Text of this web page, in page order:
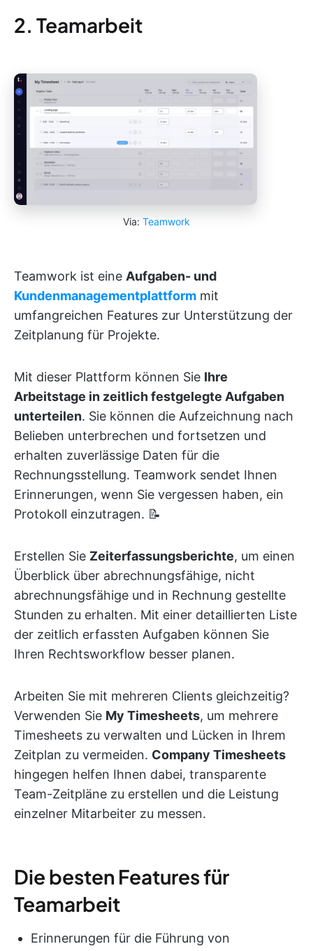
2. Teamarbeit
Via: Teamwork
Teamwork ist eine Aufgaben- und
Kundenmanagementplattform mit
umfangreichen Features zur Unterstützung der
Zeitplanung für Projekte.
Mit dieser Plattform können Sie Ihre
Arbeitstage in zeitlich festgelegte Aufgaben
unterteilen. Sie können die Aufzeichnung nach
Belieben unterbrechen und fortsetzen und
erhalten zuverlässige Daten für die
Rechnungsstellung. Teamwork sendet Ihnen
Erinnerungen, wenn Sie vergessen haben, ein
Protokoll einzutragen. 📝
Erstellen Sie Zeiterfassungsberichte, um einen
Überblick über abrechnungsfähige, nicht
abrechnungsfähige und in Rechnung gestellte
Stunden zu erhalten. Mit einer detaillierten Liste
der zeitlich erfassten Aufgaben können Sie
Ihren Rechtsworkflow besser planen.
Arbeiten Sie mit mehreren Clients gleichzeitig?
Verwenden Sie My Timesheets, um mehrere
Timesheets zu verwalten und Lücken in Ihrem
Zeitplan zu vermeiden. Company Timesheets
hingegen helfen Ihnen dabei, transparente
Team-Zeitpläne zu erstellen und die Leistung
einzelner Mitarbeiter zu messen.
Die besten Features für
Teamarbeit
Erinnerungen für die Führung von